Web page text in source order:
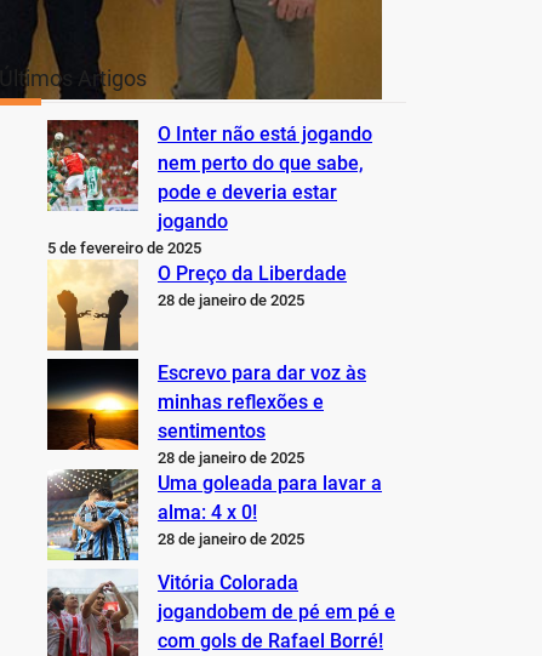
Últimos Artigos
O Inter não está jogando
nem perto do que sabe,
pode e deveria estar
jogando
5 de fevereiro de 2025
O Preço da Liberdade
28 de janeiro de 2025
Escrevo para dar voz às
minhas reflexões e
sentimentos
28 de janeiro de 2025
Uma goleada para lavar a
alma: 4 x 0!
28 de janeiro de 2025
Vitória Colorada
jogandobem de pé em pé e
com gols de Rafael Borré!